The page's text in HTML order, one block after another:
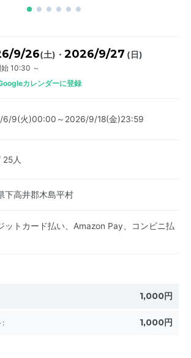
9/26(土) ・ 2026/9/27 (日)
10:30 ～
カレンダーに登録
6/9(火)00:00～2026/9/18(金)23:59
25人
下高井郡木島平村
ットカード払い、Amazon Pay、コンビニ払
1,000円
: 1,000円